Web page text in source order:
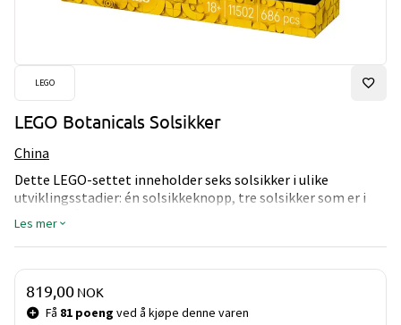
LEGO
LEGO Botanicals Solsikker
China
Dette LEGO-settet inneholder seks solsikker i ulike
utviklingsstadier: én solsikkeknopp, tre solsikker som er i
ferd med å blomstre, og to store, fullt utsprungne solsikker,
i tillegg til fire eukalyptusstilker. Både kronbladene og
stilkene kan justeres.
Les mer
Pris og mengde
Få 81 poeng ved å kjøpe denne varen
819,00 NOK